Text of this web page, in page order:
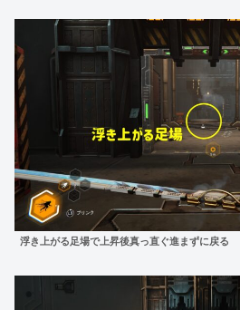
浮き上がる足場で上昇後真っ直ぐ進まずに戻る